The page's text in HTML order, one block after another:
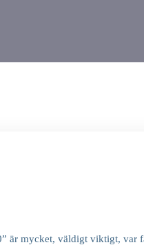
är mycket, väldigt viktigt, var